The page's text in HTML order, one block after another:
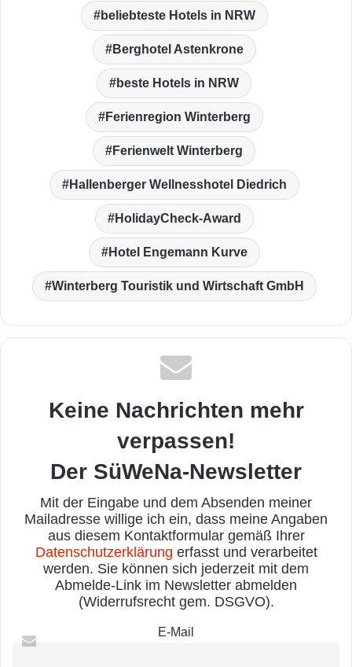
beliebteste Hotels in NRW
Berghotel Astenkrone
beste Hotels in NRW
Ferienregion Winterberg
Ferienwelt Winterberg
Hallenberger Wellnesshotel Diedrich
HolidayCheck-Award
Hotel Engemann Kurve
Winterberg Touristik und Wirtschaft GmbH
Keine Nachrichten mehr
verpassen!
Der SüWeNa-Newsletter
Mit der Eingabe und dem Absenden meiner
Mailadresse willige ich ein, dass meine Angaben
aus diesem Kontaktformular gemäß Ihrer
Datenschutzerklärung erfasst und verarbeitet
werden. Sie können sich jederzeit mit dem
Abmelde-Link im Newsletter abmelden
(Widerrufsrecht gem. DSGVO).
E-Mail